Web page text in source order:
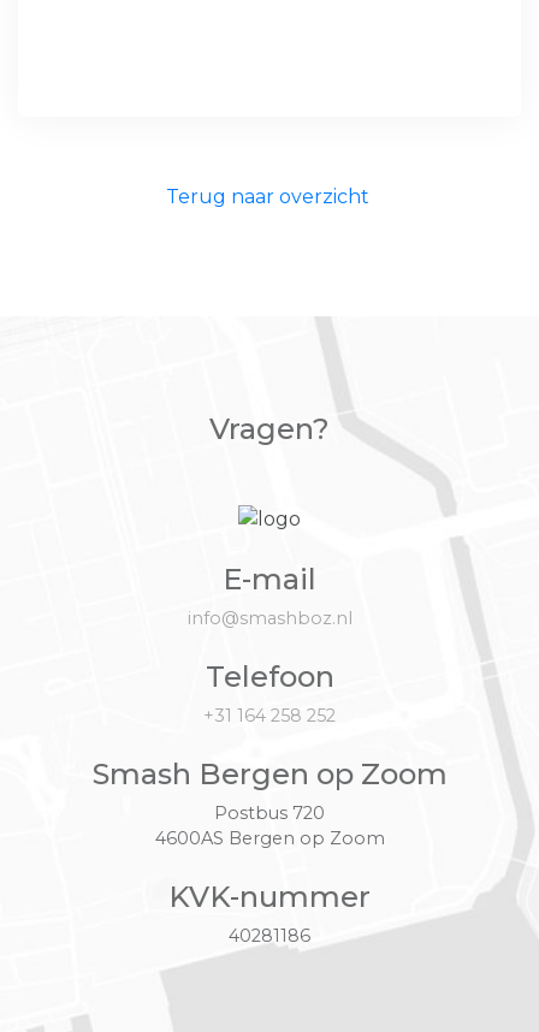
Terug naar overzicht
Vragen?
E-mail
info@smashboz.nl
Telefoon
+31 164 258 252
Smash Bergen op Zoom
Postbus 720
4600AS Bergen op Zoom
KVK-nummer
40281186